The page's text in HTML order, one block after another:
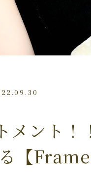
メント！
【